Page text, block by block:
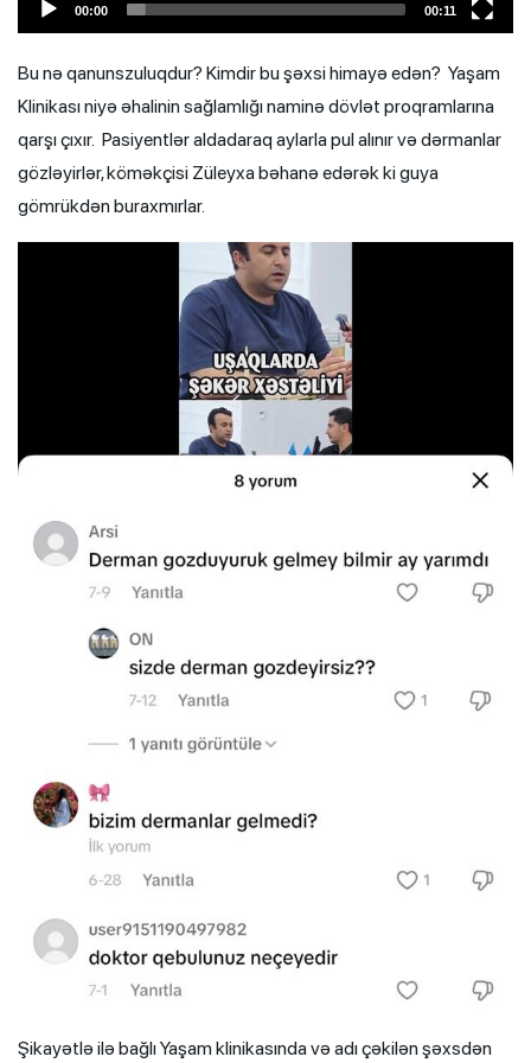
00:00 00:11
Bu nə qanunszuluqdur? Kimdir bu şəxsi himayə edən? Yaşam
Klinikası niyə əhalinin sağlamlığı naminə dövlət proqramlarına
qarşı çıxır. Pasiyentlər aldadaraq aylarla pul alınır və dərmanlar
gözləyirlər, köməkçisi Züleyxa bəhanə edərək ki guya
gömrükdən buraxmırlar.
Şikayətlə ilə bağlı Yaşam klinikasında və adı çəkilən şəxsdən